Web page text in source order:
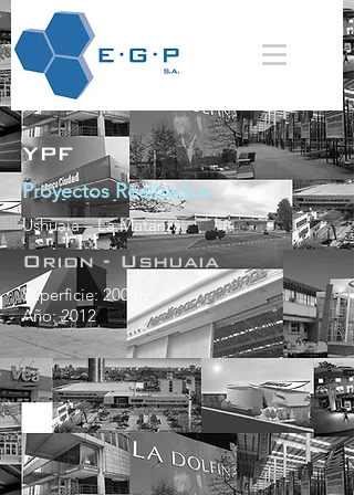
YPF
Proyectos Realizados
Ushuaia – La Matanza
Orion - Ushuaia
Superficie: 200 m²
Año: 2012